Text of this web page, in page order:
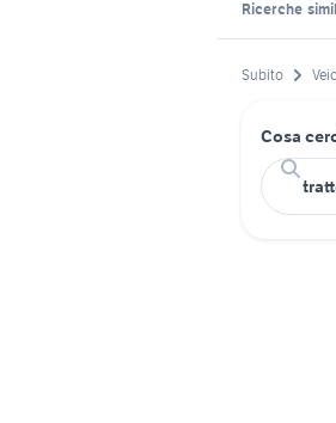
Ricerche
Subito
Cosa